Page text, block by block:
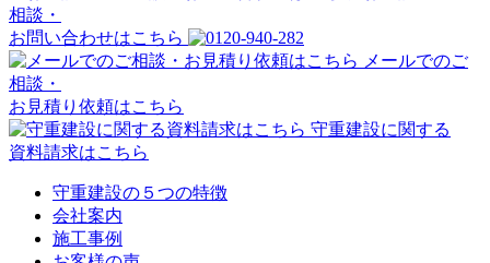
相談・
お問い合わせはこちら
メールでのご
相談・
お見積り依頼はこちら
守重建設に関する
資料請求はこちら
守重建設の５つの特徴
会社案内
施工事例